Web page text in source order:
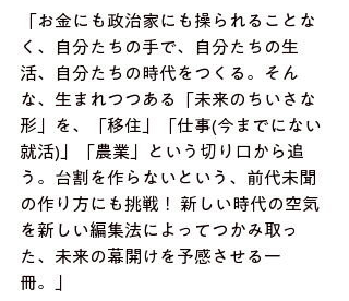
「お金にも政治家にも操られることな
く、自分たちの手で、自分たちの生
活、自分たちの時代をつくる。そん
な、生まれつつある「未来のちいさな
形」を、「移住」「仕事(今までにない
就活)」「農業」という切り口から追
う。台割を作らないという、前代未聞
の作り方にも挑戦！ 新しい時代の空気
を新しい編集法によってつかみ取っ
た、未来の幕開けを予感させる一
冊。」